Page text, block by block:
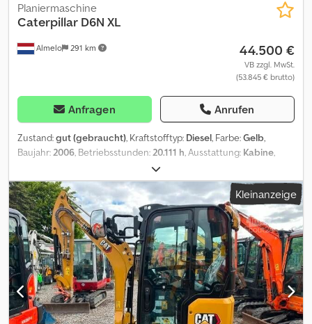
Almelo 291 km
Planiermaschine
Caterpillar D6N XL
44.500 €
VB zzgl. MwSt.
(53.845 € brutto)
Anfragen Anrufen
Zustand:gut (gebraucht), Kraftstofftyp: Diesel, Farbe:Gelb,
Baujahr:2006, Betriebsstunden:20.111 h, Ausstattung: Kabine,
Caterpillar D6N XL. Year: 2006. Hours: 20.112. Airconditioning. 3
teeth ripper. Fops Cabin. Cat 3126 engine. 4 way blade. Width
blade: 3150 mm. UC: 40%. Sprockets: 10%. ID NR: 319. The General
Terms and Conditions of Heinhuis are applicable to all adverts,
offers and quotations by Heinhuis, all agreements entered into by
Heinhuis and the negotiations preceding them. By any form of
response you accept the applicability of the General Terms and
Conditions of Heinhuis and you declare that you have taken note
of these General Terms and Conditions. Our prices are export
netto prices. = Weitere Informationen = Dcodpfxjztbnms Ad Nsk
Baujahr: 2006 Antrieb: Raupe Technischer Zustand: gut Optischer
Kleinanzeige